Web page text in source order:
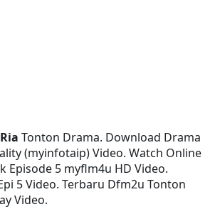
Tonton Drama. Download Drama
(myinfotaip) Video. Watch Online
Episode 5 myflm4u HD Video.
5 Video. Terbaru Dfm2u Tonton
Video.